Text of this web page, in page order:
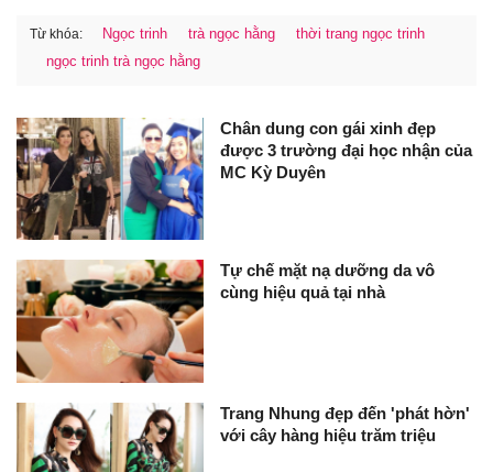
Từ khóa: Ngọc trinh trà ngọc hằng
thời trang ngọc trinh
ngọc trinh trà ngọc hằng
Chân dung con gái xinh đẹp
được 3 trường đại học nhận của
MC Kỳ Duyên
Tự chế mặt nạ dưỡng da vô
cùng hiệu quả tại nhà
Trang Nhung đẹp đến 'phát hờn'
với cây hàng hiệu trăm triệu